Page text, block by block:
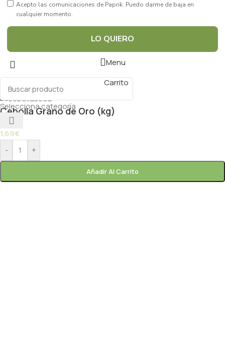
Acepto las comunicaciones de Paprik. Puedo darme de baja en
cualquier momento.
LO QUIERO
Selecciona categoría
Menu
Carrito
Cebolla Grano de Oro (kg)
1,69€
-
+
Añadir Al Carrito